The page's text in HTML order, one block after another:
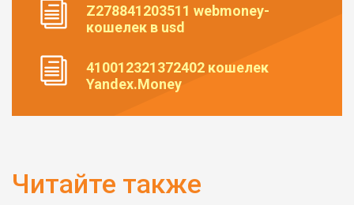
Z278841203511 webmoney-
кошелек в usd
410012321372402 кошелек
Yandex.Money
Читайте также